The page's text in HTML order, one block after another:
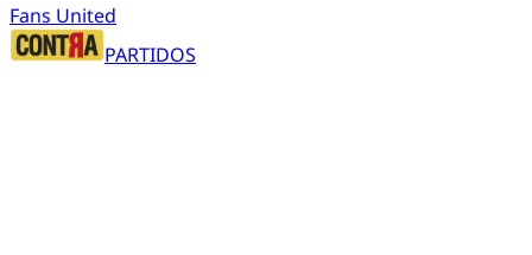
Fans United
PARTIDOS